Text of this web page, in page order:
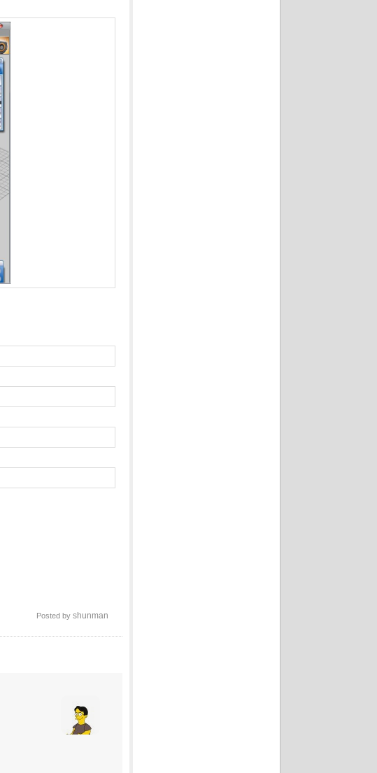
Posted by shunman